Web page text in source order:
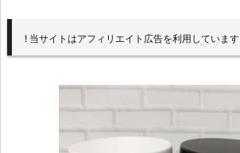
! 当サイトはアフィリエイト広告を利用しています